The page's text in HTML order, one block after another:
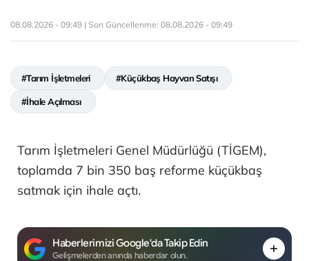
08.08.2026 - 09:49 | Son Güncellenme: 08.08.2026 - 09:49
#Tarım İşletmeleri #Küçükbaş Hayvan Satışı
#İhale Açılması
Tarım İşletmeleri Genel Müdürlüğü (TİGEM),
toplamda 7 bin 350 baş reforme küçükbaş
satmak için ihale açtı.
Haberlerimizi Google'da Takip Edin
Gelişmelerden anında haberdar olun.